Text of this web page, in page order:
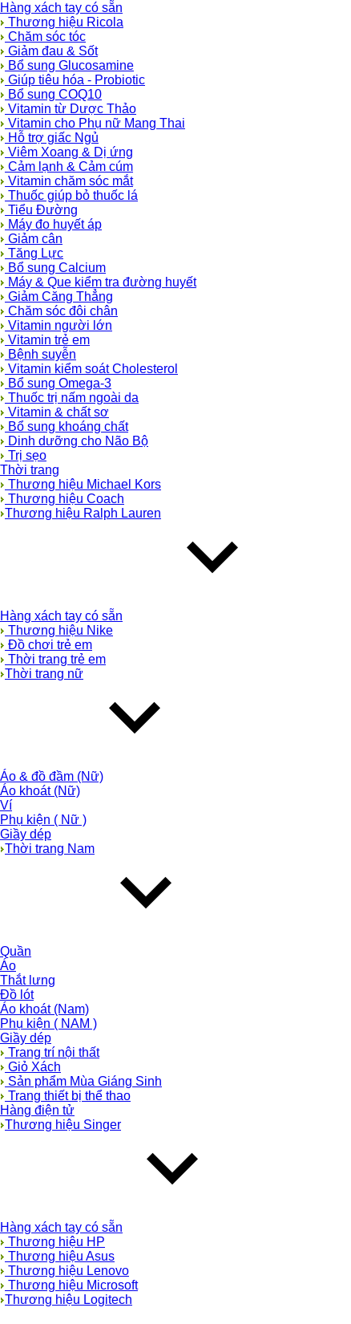
Hàng xách tay có sẵn
Thương hiệu Ricola
Chăm sóc tóc
Giảm đau & Sốt
Bổ sung Glucosamine
Giúp tiêu hóa - Probiotic
Bổ sung COQ10
Vitamin từ Dược Thảo
Vitamin cho Phụ nữ Mang Thai
Hỗ trợ giấc Ngủ
Viêm Xoang & Dị ứng
Cảm lạnh & Cảm cúm
Vitamin chăm sóc mắt
Thuốc giúp bỏ thuốc lá
Tiểu Đường
Máy đo huyết áp
Giảm cân
Tăng Lực
Bổ sung Calcium
Máy & Que kiểm tra đường huyết
Giảm Căng Thẳng
Chăm sóc đôi chân
Vitamin người lớn
Vitamin trẻ em
Bệnh suyễn
Vitamin kiểm soát Cholesterol
Bổ sung Omega-3
Thuốc trị nấm ngoài da
Vitamin & chất sơ
Bổ sung khoáng chất
Dinh dưỡng cho Não Bộ
Trị sẹo
Thời trang
Thương hiệu Michael Kors
Thương hiệu Coach
Thương hiệu Ralph Lauren
Hàng xách tay có sẵn
Thương hiệu Nike
Đồ chơi trẻ em
Thời trang trẻ em
Thời trang nữ
Áo & đồ đầm (Nữ)
Áo khoát (Nữ)
Ví
Phụ kiện ( Nữ )
Giầy dép
Thời trang Nam
Quần
Áo
Thắt lưng
Đồ lót
Áo khoát (Nam)
Phụ kiện ( NAM )
Giầy dép
Trang trí nội thất
Giỏ Xách
Sản phẩm Mùa Giáng Sinh
Trang thiết bị thể thao
Hàng điện tử
Thương hiệu Singer
Hàng xách tay có sẵn
Thương hiệu HP
Thương hiệu Asus
Thương hiệu Lenovo
Thương hiệu Microsoft
Thương hiệu Logitech